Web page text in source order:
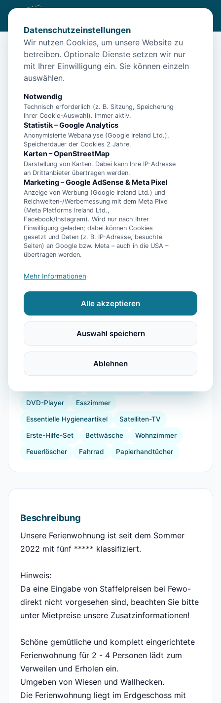
/Unterkünfte /Selverde/Vacation apartment in Uplengen
Vacation apartment in Uplengen
Mikrowelle Geschirrspüler
Terrasse Garten Grill Herdplatte
Küchenutensilien Backofen Toaster
Bügelbrett Angeln Golf Fitnessgeräte
DVD-Player Esszimmer
Essentielle Hygieneartikel Satelliten-TV
Erste-Hilfe-Set Bettwäsche Wohnzimmer
Feuerlöscher Fahrrad Papierhandtücher
Beschreibung
Unsere Ferienwohnung ist seit dem Sommer
2022 mit fünf ***** klassifiziert.
Hinweis:
Da eine Eingabe von Staffelpreisen bei Fewo-
direkt nicht vorgesehen sind, beachten Sie bitte
unter Mietpreise unsere Zusatzinformationen!
Schöne gemütliche und komplett eingerichtete
Ferienwohnung für 2 - 4 Personen lädt zum
Verweilen und Erholen ein.
Umgeben von Wiesen und Wallhecken.
Die Ferienwohnung liegt im Erdgeschoss mit
Datenschutzeinstellungen
Wir nutzen Cookies, um unsere Website zu
betreiben. Optionale Dienste setzen wir nur
mit Ihrer Einwilligung ein. Sie können einzeln
auswählen.
Notwendig
Technisch erforderlich (z. B. Sitzung, Speicherung
Ihrer Cookie-Auswahl). Immer aktiv.
Statistik – Google Analytics
Anonymisierte Webanalyse (Google Ireland Ltd.),
Speicherdauer der Cookies 2 Jahre.
Karten – OpenStreetMap
Darstellung von Karten. Dabei kann Ihre IP-Adresse
an Drittanbieter übertragen werden.
Marketing – Google AdSense & Meta Pixel
Anzeige von Werbung (Google Ireland Ltd.) und
Reichweiten-/Werbemessung mit dem Meta Pixel
(Meta Platforms Ireland Ltd.,
Facebook/Instagram). Wird nur nach Ihrer
Einwilligung geladen; dabei können Cookies
gesetzt und Daten (z. B. IP-Adresse, besuchte
Seiten) an Google bzw. Meta – auch in die USA –
übertragen werden.
Mehr Informationen
Alle akzeptieren
Auswahl speichern
Ablehnen